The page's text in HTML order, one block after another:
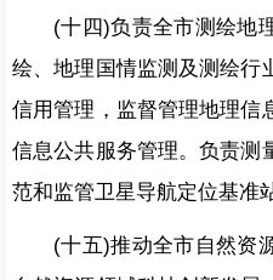
(十四)负责全市测绘地
绘、地理国情监测及测绘行
信用管理，监督管理地理信
信息公共服务管理。负责测
范和监管卫星导航定位基准
(十五)推动全市自然资